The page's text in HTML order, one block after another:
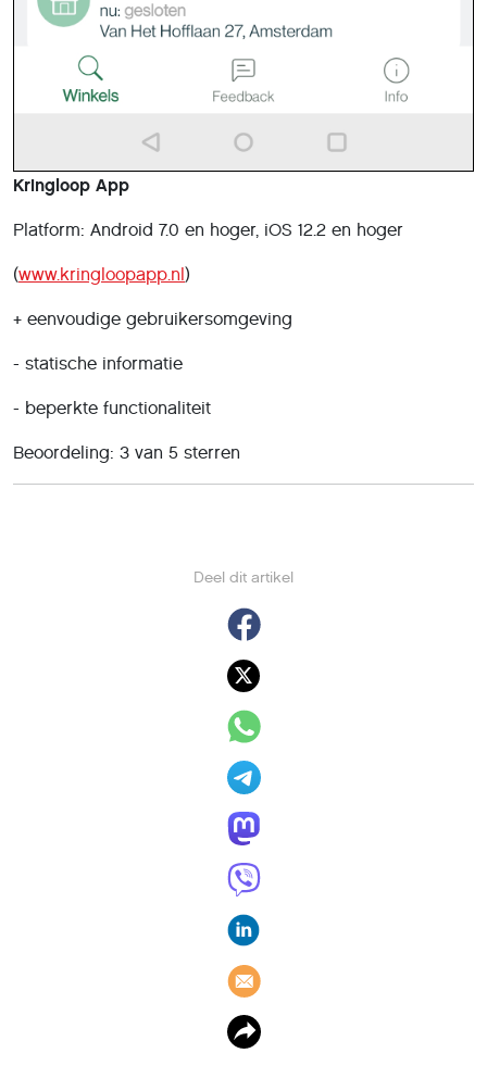
Deel dit artikel
Kringloop App
Platform: Android 7.0 en hoger, iOS 12.2 en hoger
(www.kringloopapp.nl)
+ eenvoudige gebruikersomgeving
- statische informatie
- beperkte functionaliteit
Beoordeling: 3 van 5 sterren